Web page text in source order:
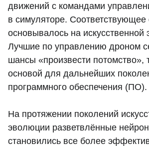
движений с командами
в симуляторе. Соответствующее
основывалось на искусственной
Лучшие по управлению дроном
шансы «произвести потомство»,
основой для дальнейших
программного обеспечения (ПО).
На протяжении поколений
эволюции разветвлённые
становились все более